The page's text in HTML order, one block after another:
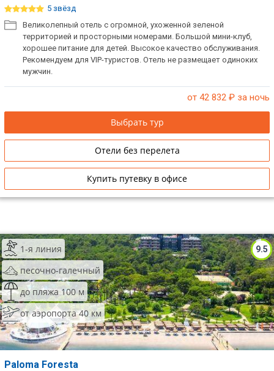
5 звёзд
Великолепный отель с огромной, ухоженной зеленой
территорией и просторными номерами. Большой мини-клуб,
хорошее питание для детей. Высокое качество обслуживания.
Рекомендуем для VIP-туристов. Отель не размещает одиноких
мужчин.
от 42 832 ₽ за ночь
Выбрать тур
Отели без перелета
Купить путевку в офисе
9.5
1-я линия
песочно-галечный
до пляжа 100 м
от аэропорта 40 км
Paloma Foresta